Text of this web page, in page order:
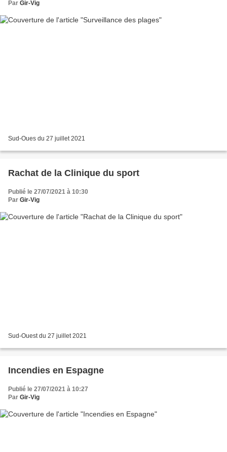
Par Gir-Vig
Sud-Oues du 27 juillet 2021
Rachat de la Clinique du sport
Publié le 27/07/2021 à 10:30
Par Gir-Vig
Sud-Ouest du 27 juillet 2021
Incendies en Espagne
Publié le 27/07/2021 à 10:27
Par Gir-Vig